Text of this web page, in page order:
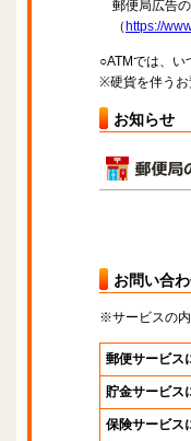
郵便局広告の
（ https://
○ATMでは、
※硬貨を伴うお
お知らせ
お問い合
※サービスの
郵便サービス
貯金サービス
保険サービス